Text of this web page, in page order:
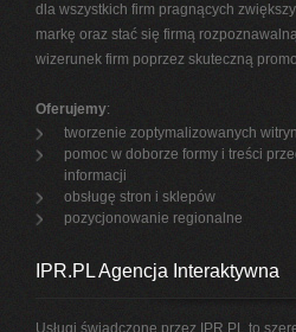
dla wszystkich firm pragnących
markę oraz stać się firmą
wizerunek firm poprzez skuteczną
Oferujemy:
tworzenie zoptymalizowanych
pomoc w doborze formy i treści
informacji
obsługę stron i sklepów
pozycjonowanie regionalne
IPR.PL Agencja Interaktywna
Usługi świadczone przez IPR.PL to